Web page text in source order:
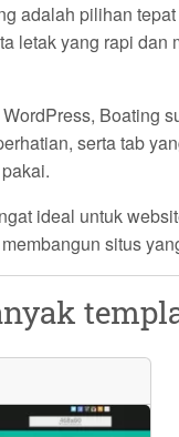
adalah pilihan
letak yang rapi
Boating
serta tab
ideal untuk
situs